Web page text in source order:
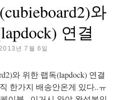
와
연결
년 7월 6일
와 위한 랩독(lapdock) 연결
한가지 배송안온게 있다..ㅠ